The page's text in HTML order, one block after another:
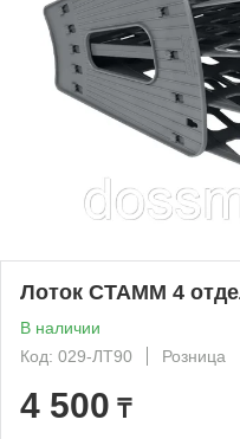
Лоток СТАММ 4
В наличии
Код: 029-ЛТ90
Розница
4 500 ₸